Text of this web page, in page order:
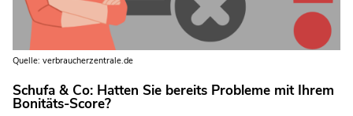
Quelle: verbraucherzentrale.de
Schufa & Co: Hatten Sie bereits Probleme mit Ihrem
Bonitäts-Score?